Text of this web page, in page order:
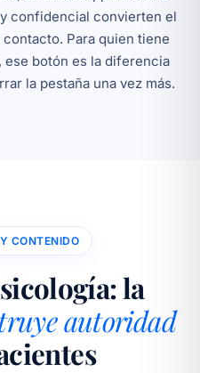
confidencial convierten el
Para quien tiene
ese botón es la diferencia
la pestaña una vez más.
CONTENIDO
la
autoridad